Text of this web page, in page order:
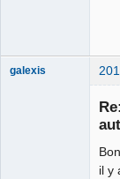
galexis
il y